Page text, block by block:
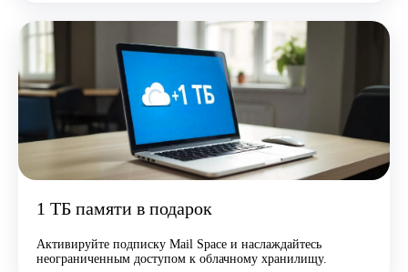
1 ТБ памяти в подарок
Активируйте подписку Mail Space и наслаждайтесь
неограниченным доступом к облачному хранилищу.